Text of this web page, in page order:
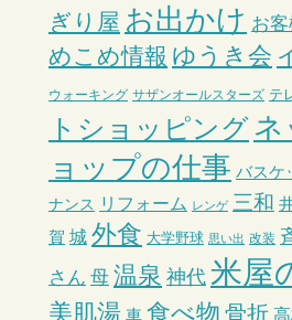
ぎり屋 お出かけ お
めこめ情報 ゆうき会
ウォーキング サザンオールスターズ テ
トショッピングネ
ョップの仕事 バスケ
ナンス リフォーム レンゲ 三和
賀 城 外食 大学野球 思い出 改装
さん 母 温泉 神代 米屋
美肌湯 車 食べ物 骨折